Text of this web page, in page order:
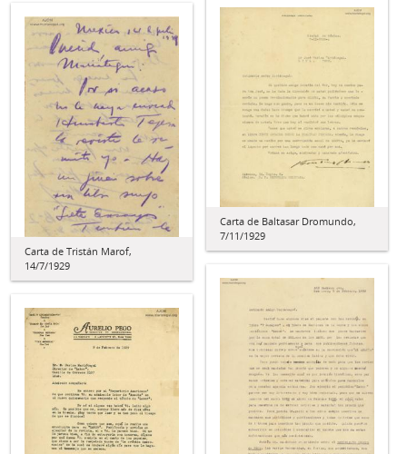
Carta de Baltasar Dromundo,
7/11/1929
Carta de Tristán Marof,
14/7/1929